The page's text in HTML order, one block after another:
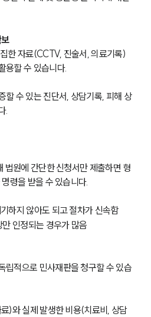
한 자료(CCTV, 진술서, 의료기록)
용할 수 있습니다.
할 수 있는 진단서, 상담기록, 피해 상
.
법원에 간단한 신청서만 제출하면 형
령을 받을 수 있습니다.
하지 않아도 되고 절차가 신속함
인정되는 경우가 많음
립적으로 민사재판을 청구할 수 있습
)와 실제 발생한 비용(치료비, 상담